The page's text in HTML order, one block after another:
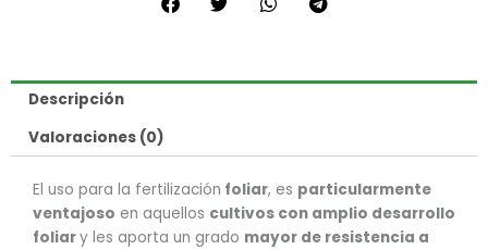
Descripción
Valoraciones (0)
El uso para la fertilización foliar, es particularmente
ventajoso en aquellos cultivos con amplio desarrollo
foliary les aporta un grado mayor de resistencia a